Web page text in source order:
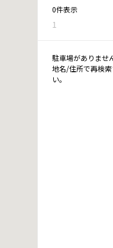
0件表示
1
駐車場がありませ
地名/住所で再検
い。